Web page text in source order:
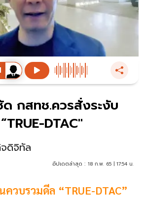
ด กสทช.ควรสั่งระงับ
DTAC"
ดิจิทัล
อัปเดตล่าสุด : 18 ก.พ. 65 | 17:54 น.
ควบรวมดีล “TRUE-DTAC”